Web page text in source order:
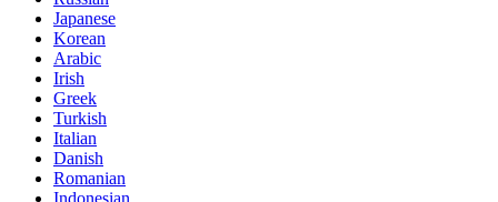
Japanese
Korean
Arabic
Irish
Greek
Turkish
Italian
Danish
Romanian
Indonesian